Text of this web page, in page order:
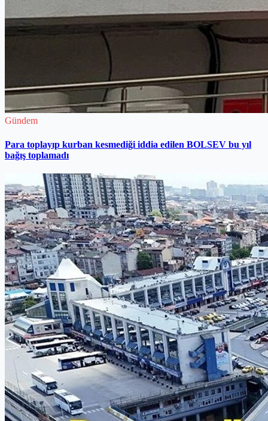
Gündem
Para toplayıp kurban kesmediği iddia edilen BOLSEV bu yıl
bağış toplamadı